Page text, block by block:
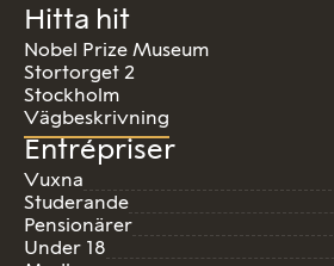
Hitta hit
Nobel Prize Museum
Stortorget 2
Stockholm
Vägbeskrivning
Entrépriser
Vuxna
Studerande
Pensionärer
Under 18